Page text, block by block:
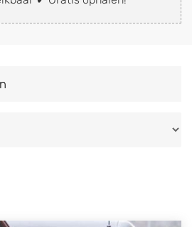
laten ophalen op een
een vergoeding voor uw oude
sloperij in een andere plaats of
om direct uw sloopauto te